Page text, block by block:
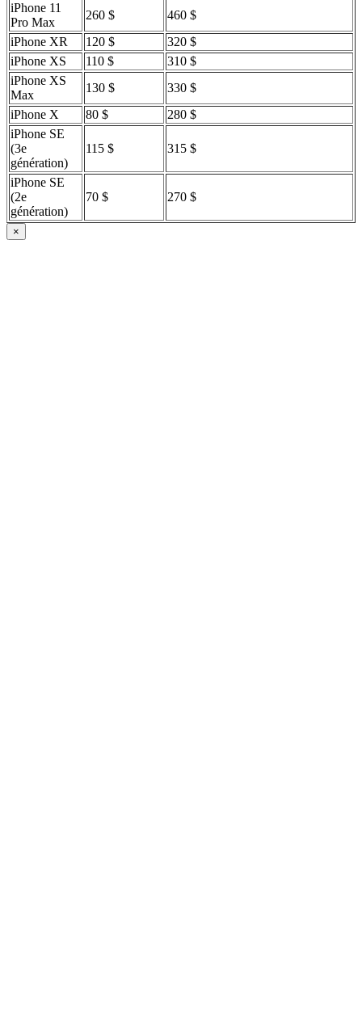
iPhone 11
Pro Max
260 $
460 $
iPhone XR
120 $
320 $
iPhone XS
110 $
310 $
iPhone XS
Max
130 $
330 $
iPhone X
80 $
280 $
iPhone SE
(3e
génération)
115 $ 315 $
iPhone SE
(2e
génération)
70 $ 270 $
×